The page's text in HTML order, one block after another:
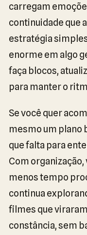
carregam
continuidade que
estratégia
enorme em algo
faça blocos,
para manter o
Se você quer
mesmo um plano
que falta para
Com
menos tempo
continua
filmes que
constância, sem